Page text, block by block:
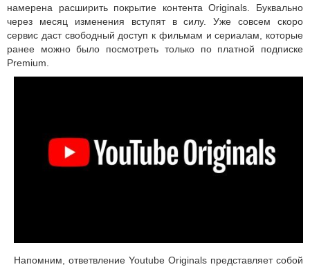
намерена расширить покрытие контента Originals. Буквально
через месяц изменения вступят в силу. Уже совсем скоро
сервис даст свободный доступ к фильмам и сериалам, которые
ранее можно было посмотреть только по платной подписке
Premium.
Напомним, ответвление Youtube Originals представляет собой